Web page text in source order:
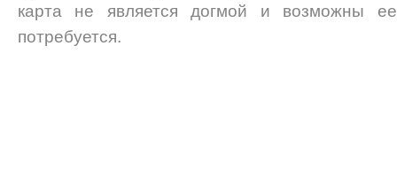
карта не является догмой и возможны ее
потребуется.